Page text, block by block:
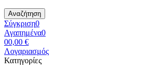
Αναζήτηση
Σύγκριση0
Αγαπημένα0
00,00 €
Λογαριασμός
Κατηγορίες